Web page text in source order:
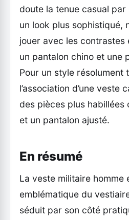
doute la tenue casual par
un look plus sophistiqué,
jouer avec les contrastes
un pantalon chino et une
Pour un style résolument
l’association d’une veste
des pièces plus habillées
et un pantalon ajusté.
En résumé
La veste militaire homme
emblématique du
séduit par son côté